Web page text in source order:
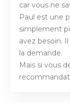
car vous ne
Paul est une
simplement
avez besoin.
la demande.
Mais si vous